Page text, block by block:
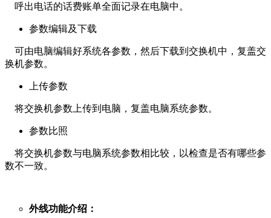
呼出电话的话费账单全面记录在电脑中。
参数编辑及下载
可由电脑编辑好系统各参数，然后下载到交换机中，复盖交
换机参数。
上传参数
将交换机参数上传到电脑，复盖电脑系统参数。
参数比照
将交换机参数与电脑系统参数相比较，以检查是否有哪些参
数不一致。
外线功能介绍：